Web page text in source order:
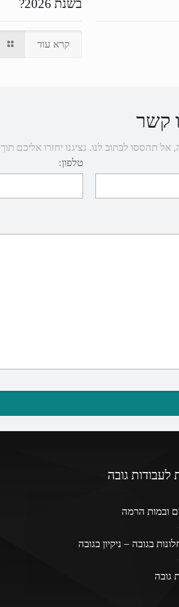
בשנת 2026?
קרא עוד
קשר
לכתוב לנו. נציגנו יחזרו אליכם תוך 24 שעות!
טלפון:
לעבודות גובה
ובמות הרמה
בגובה – ניקיון בגובה
גובה